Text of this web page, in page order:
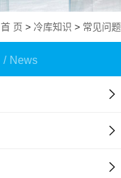
首 页 > 冷库知识 > 常见问题
News